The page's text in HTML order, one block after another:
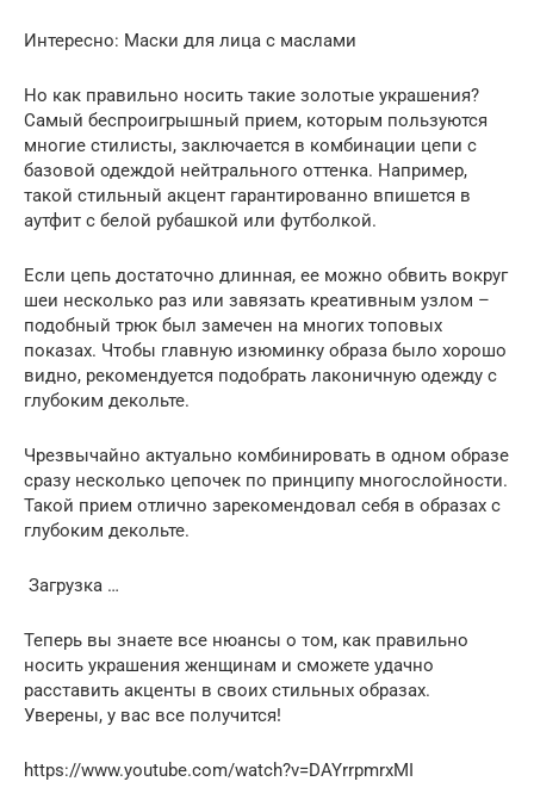
Интересно: Маски для лица с маслами
Но как правильно носить такие золотые украшения?
Самый беспроигрышный прием, которым пользуются
многие стилисты, заключается в комбинации цепи с
базовой одеждой нейтрального оттенка. Например,
такой стильный акцент гарантированно впишется в
аутфит с белой рубашкой или футболкой.
Если цепь достаточно длинная, ее можно обвить вокруг
шеи несколько раз или завязать креативным узлом –
подобный трюк был замечен на многих топовых
показах. Чтобы главную изюминку образа было хорошо
видно, рекомендуется подобрать лаконичную одежду с
глубоким декольте.
Чрезвычайно актуально комбинировать в одном образе
сразу несколько цепочек по принципу многослойности.
Такой прием отлично зарекомендовал себя в образах с
глубоким декольте.
Загрузка …
Теперь вы знаете все нюансы о том, как правильно
носить украшения женщинам и сможете удачно
расставить акценты в своих стильных образах.
Уверены, у вас все получится!
https://www.youtube.com/watch?v=DAYrrpmrxMI